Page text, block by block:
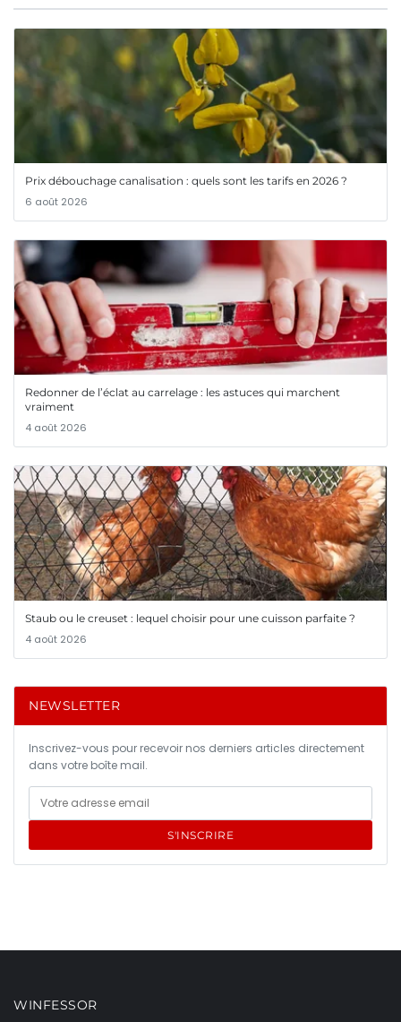
Prix débouchage canalisation : quels sont les tarifs en 2026 ?
6 août 2026
Redonner de l’éclat au carrelage : les astuces qui marchent
vraiment
4 août 2026
Staub ou le creuset : lequel choisir pour une cuisson parfaite ?
4 août 2026
NEWSLETTER
Inscrivez-vous pour recevoir nos derniers articles directement
dans votre boîte mail.
S'INSCRIRE
WINFESSOR